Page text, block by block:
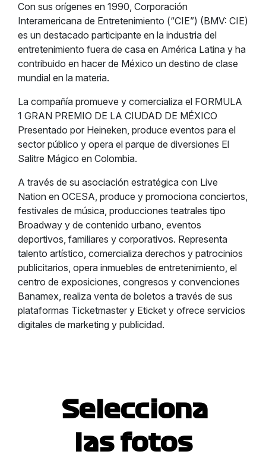
Con sus orígenes en 1990, Corporación
Interamericana de Entretenimiento (“CIE”) (BMV: CIE)
es un destacado participante en la industria del
entretenimiento fuera de casa en América Latina y ha
contribuido en hacer de México un destino de clase
mundial en la materia.
La compañía promueve y comercializa el FORMULA
1 GRAN PREMIO DE LA CIUDAD DE MÉXICO
Presentado por Heineken, produce eventos para el
sector público y opera el parque de diversiones El
Salitre Mágico en Colombia.
A través de su asociación estratégica con Live
Nation en OCESA, produce y promociona conciertos,
festivales de música, producciones teatrales tipo
Broadway y de contenido urbano, eventos
deportivos, familiares y corporativos. Representa
talento artístico, comercializa derechos y patrocinios
publicitarios, opera inmuebles de entretenimiento, el
centro de exposiciones, congresos y convenciones
Banamex, realiza venta de boletos a través de sus
plataformas Ticketmaster y Eticket y ofrece servicios
digitales de marketing y publicidad.
Selecciona
las fotos